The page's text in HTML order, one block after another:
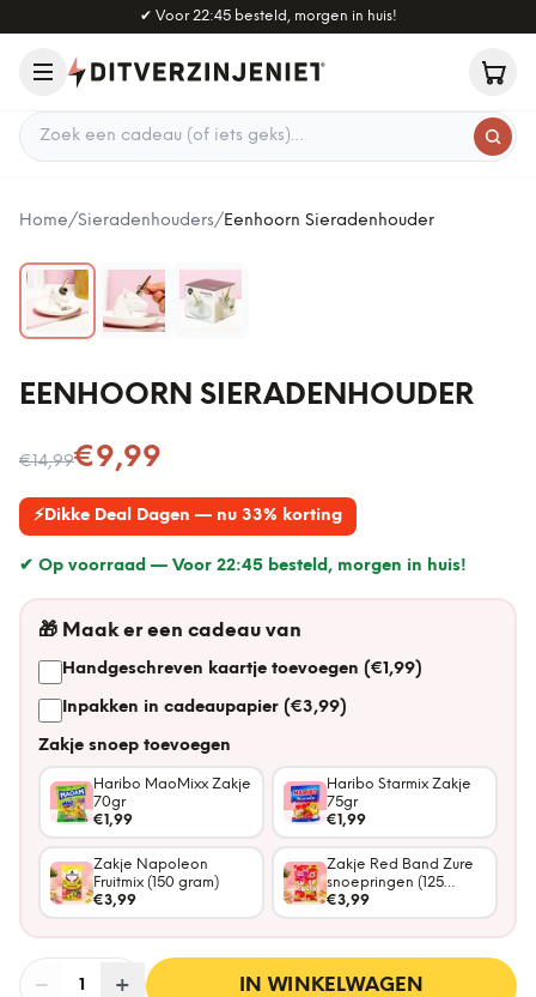
Naar hoofdinhoud
✔ Voor 22:45 besteld, morgen in huis!
Zoek een cadeau
Home/Sieradenhouders/Eenhoorn Sieradenhouder
EENHOORN SIERADENHOUDER
€14,99
Nu voor
€9,99
⚡Dikke Deal Dagen — nu 33% korting
✔ Op voorraad — Voor 22:45 besteld, morgen in huis!
🎁 Maak er een cadeau van
Handgeschreven kaartje toevoegen (€1,99)
Inpakken in cadeaupapier (€3,99)
Zakje snoep toevoegen
Haribo MaoMixx Zakje
70gr
€1,99
Haribo Starmix Zakje
75gr
€1,99
Zakje Napoleon
Fruitmix (150 gram)
€3,99
Zakje Red Band Zure
snoepringen (125
gram)
€3,99
− Aantal
1 + IN WINKELWAGEN